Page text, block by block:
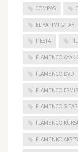
COMPAS
EL YAPIMI GITAR
FIESTA
FLAMENCO
FLAMENCO DVD
FLAMENCO
FLAMENCO
FLAMENCO
FLAMENKO